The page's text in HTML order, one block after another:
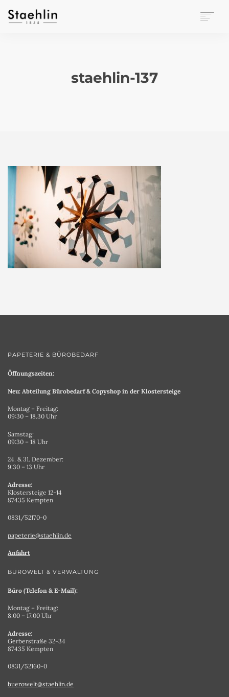
staehlin-137
PAPETERIE & BÜROBEDARF
Öffnungszeiten:
Neu: Abteilung Bürobedarf & Copyshop in der Klostersteige
Montag – Freitag:
09:30 – 18.30 Uhr
Samstag:
09:30 – 18 Uhr
24. & 31. Dezember:
9:30 – 13 Uhr
Adresse:
Klostersteige 12-14
87435 Kempten
0831/52170-0
papeterie@staehlin.de
Anfahrt
BÜROWELT & VERWALTUNG
Büro (Telefon & E-Mail):
Montag – Freitag:
8.00 – 17.00 Uhr
Adresse:
Gerberstraße 32-34
87435 Kempten
0831/52160-0
buerowelt@staehlin.de